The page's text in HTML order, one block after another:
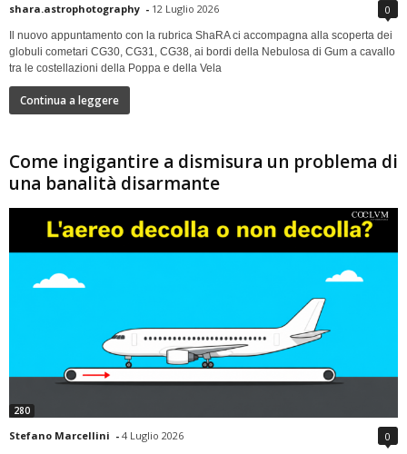
shara.astrophotography - 12 Luglio 2026 0
Il nuovo appuntamento con la rubrica ShaRA ci accompagna alla scoperta dei
globuli cometari CG30, CG31, CG38, ai bordi della Nebulosa di Gum a cavallo
tra le costellazioni della Poppa e della Vela
Continua a leggere
Come ingigantire a dismisura un problema di
una banalità disarmante
280
Stefano Marcellini - 4 Luglio 2026 0